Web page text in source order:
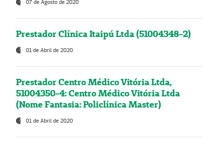
07 de Agosto de 2020
Prestador Clínica Itaipú Ltda (51004348-2)
01 de Abril de 2020
Prestador Centro Médico Vitória Ltda,
51004350-4: Centro Médico Vitória Ltda
(Nome Fantasia: Policlínica Master)
01 de Abril de 2020